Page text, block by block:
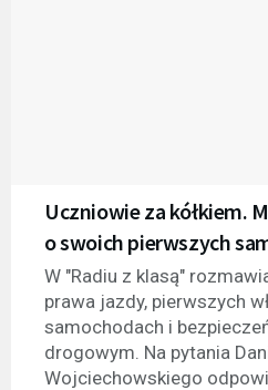
Uczniowie za kółkiem.
o swoich pierwszych
W "Radiu z klasą"
prawa jazdy, pierwszych
samochodach i
drogowym. Na pytania
Wojciechowskiego